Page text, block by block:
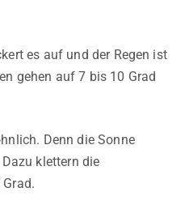
es auf und der Regen ist
gehen auf 7 bis 10 Grad
Denn die Sonne
klettern die